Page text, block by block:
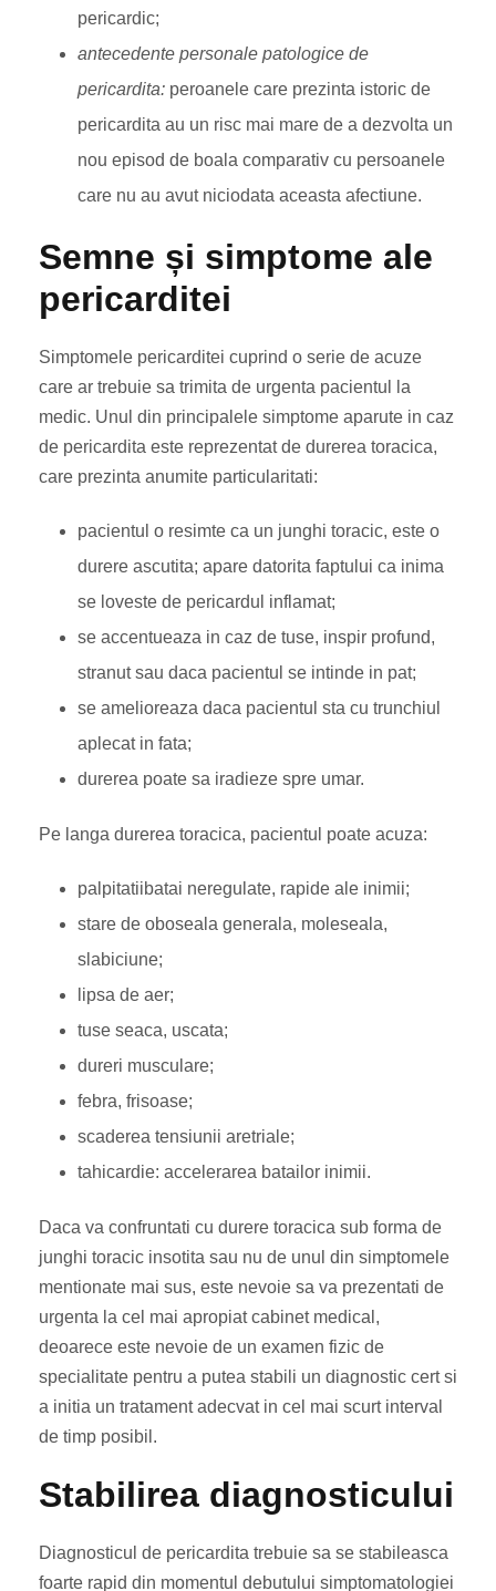
pericardic;
antecedente personale patologice de
pericardita: peroanele care prezinta istoric de
pericardita au un risc mai mare de a dezvolta un
nou episod de boala comparativ cu persoanele
care nu au avut niciodata aceasta afectiune.
Semne și simptome ale
pericarditei
Simptomele pericarditei cuprind o serie de acuze
care ar trebuie sa trimita de urgenta pacientul la
medic. Unul din principalele simptome aparute in caz
de pericardita este reprezentat de durerea toracica,
care prezinta anumite particularitati:
pacientul o resimte ca un junghi toracic, este o
durere ascutita; apare datorita faptului ca inima
se loveste de pericardul inflamat;
se accentueaza in caz de tuse, inspir profund,
stranut sau daca pacientul se intinde in pat;
se amelioreaza daca pacientul sta cu trunchiul
aplecat in fata;
durerea poate sa iradieze spre umar.
Pe langa durerea toracica, pacientul poate acuza:
palpitatiibatai neregulate, rapide ale inimii;
stare de oboseala generala, moleseala,
slabiciune;
lipsa de aer;
tuse seaca, uscata;
dureri musculare;
febra, frisoase;
scaderea tensiunii aretriale;
tahicardie: accelerarea batailor inimii.
Daca va confruntati cu durere toracica sub forma de
junghi toracic insotita sau nu de unul din simptomele
mentionate mai sus, este nevoie sa va prezentati de
urgenta la cel mai apropiat cabinet medical,
deoarece este nevoie de un examen fizic de
specialitate pentru a putea stabili un diagnostic cert si
a initia un tratament adecvat in cel mai scurt interval
de timp posibil.
Stabilirea diagnosticului
Diagnosticul de pericardita trebuie sa se stabileasca
foarte rapid din momentul debutului simptomatologiei